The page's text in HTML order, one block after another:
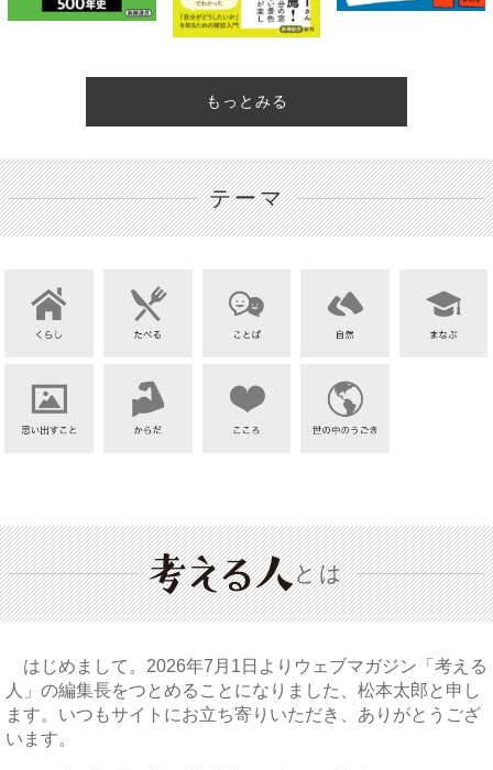
もっとみる
テーマ
とは
はじめまして。2026年7月1日よりウェブマガジン「考える
人」の編集長をつとめることになりました、松本太郎と申し
ます。いつもサイトにお立ち寄りいただき、ありがとうござ
います。